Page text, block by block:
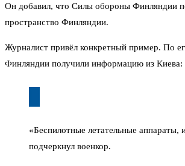
Он добавил, что Силы обороны Финляндии
пространство Финляндии.
Журналист привёл конкретный пример. По
Финляндии получили информацию из Киева:
«Беспилотные летательные
подчеркнул военкор.